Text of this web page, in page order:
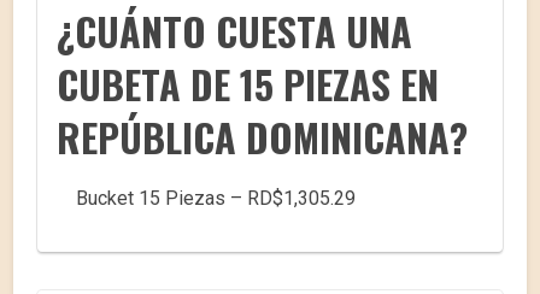
¿CUÁNTO CUESTA UNA
CUBETA DE 15 PIEZAS EN
REPÚBLICA DOMINICANA?
Bucket 15 Piezas – RD$1,305.29